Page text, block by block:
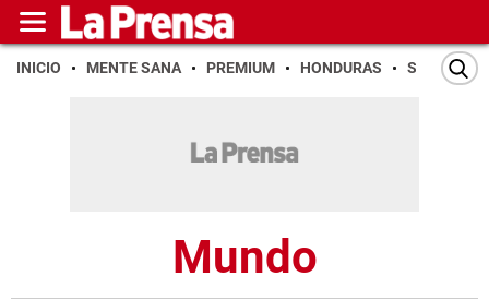
INICIO MENTE SANA PREMIUM HONDURAS SAN PEDRO
Mundo